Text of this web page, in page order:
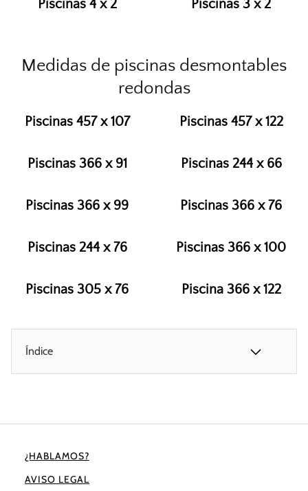
Piscinas 4 x 2 Piscinas 3 x 2
Medidas de piscinas desmontables
redondas
Piscinas 457 x 107 Piscinas 457 x 122
Piscinas 366 x 91 Piscinas 244 x 66
Piscinas 366 x 99 Piscinas 366 x 76
Piscinas 244 x 76 Piscinas 366 x 100
Piscinas 305 x 76 Piscina 366 x 122
Índice
¿HABLAMOS?
AVISO LEGAL